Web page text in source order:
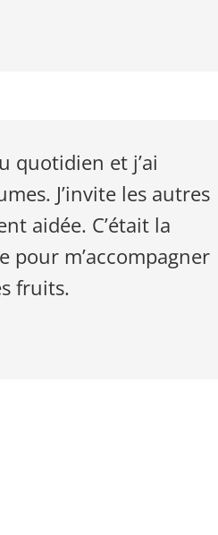
quotidien et j’ai
J’invite les autres
aidée. C’était la
pour m’accompagner
fruits.